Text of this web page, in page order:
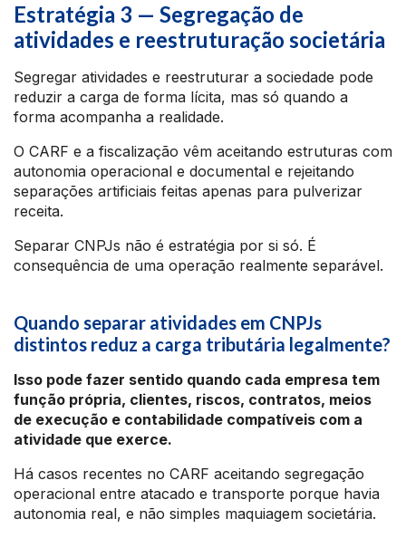
Estratégia 3 — Segregação de
atividades e reestruturação societária
Segregar atividades e reestruturar a sociedade pode
reduzir a carga de forma lícita, mas só quando a
forma acompanha a realidade.
O CARF e a fiscalização vêm aceitando estruturas com
autonomia operacional e documental e rejeitando
separações artificiais feitas apenas para pulverizar
receita.
Separar CNPJs não é estratégia por si só. É
consequência de uma operação realmente separável.
Quando separar atividades em CNPJs
distintos reduz a carga tributária legalmente?
Isso pode fazer sentido quando cada empresa tem
função própria, clientes, riscos, contratos, meios
de execução e contabilidade compatíveis com a
atividade que exerce.
Há casos recentes no CARF aceitando segregação
operacional entre atacado e transporte porque havia
autonomia real, e não simples maquiagem societária.